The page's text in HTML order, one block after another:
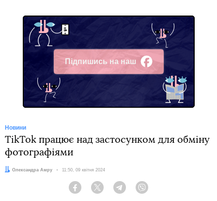
Підпишись на наш
Facebook
Новини
TikTok працює над застосунком для обміну
фотографіями
Автор:
Олександра Амру Дата:
11:50, 09 квітня 2024
Facebook Twitter Telegram